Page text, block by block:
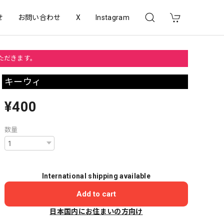
お問い合わせ X Instagram
きます。
キーウィ
¥400
数量
International shipping available
Add to cart
日本国内にお住まいの方向け